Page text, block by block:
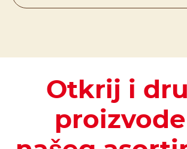
Otkrij i